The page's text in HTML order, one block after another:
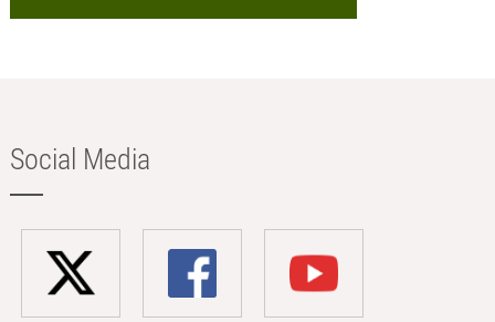
Social Media